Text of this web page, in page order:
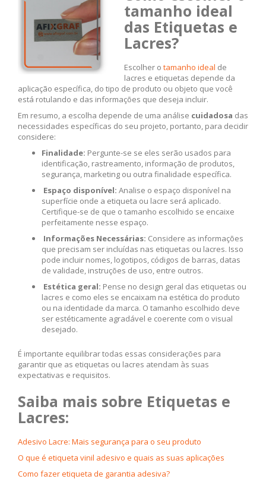
tamanho ideal
das Etiquetas e
Lacres?
Escolher otamanho ideal de
lacres e etiquetas depende da
aplicação específica, do tipo de produto ou objeto que você
está rotulando e das informações que deseja incluir.
Em resumo, a escolha depende de uma análise cuidadosa das
necessidades específicas do seu projeto, portanto, para decidir
considere:
Finalidade: Pergunte-se se eles serão usados para
identificação, rastreamento, informação de produtos,
segurança, marketing ou outra finalidade específica.
Espaço disponível: Analise o espaço disponível na
superfície onde a etiqueta ou lacre será aplicado.
Certifique-se de que o tamanho escolhido se encaixe
perfeitamente nesse espaço.
Informações Necessárias: Considere as informações
que precisam ser incluídas nas etiquetas ou lacres. Isso
pode incluir nomes, logotipos, códigos de barras, datas
de validade, instruções de uso, entre outros.
Estética geral: Pense no design geral das etiquetas ou
lacres e como eles se encaixam na estética do produto
ou na identidade da marca. O tamanho escolhido deve
ser estéticamente agradável e coerente com o visual
desejado.
É importante equilibrar todas essas considerações para
garantir que as etiquetas ou lacres atendam às suas
expectativas e requisitos.
Saiba mais sobre Etiquetas e
Lacres:
Adesivo Lacre: Mais segurança para o seu produto
O que é etiqueta vinil adesivo e quais as suas aplicações
Como fazer etiqueta de garantia adesiva?